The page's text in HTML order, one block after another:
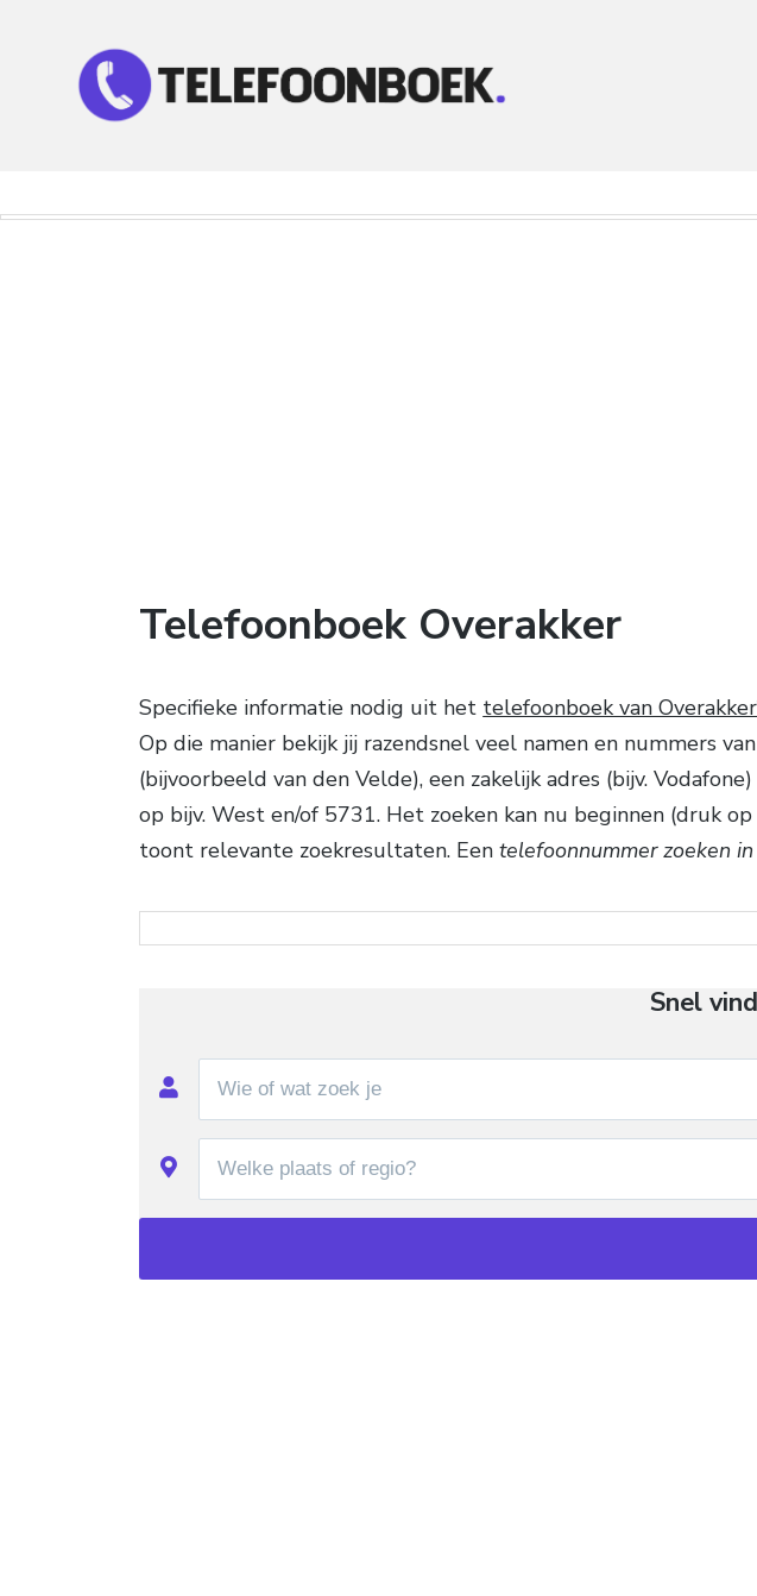
Telefoonboek Overakker
Specifieke informatie nodig uit het telefoonboek van
Op die manier bekijk jij razendsnel veel namen en nummers
(bijvoorbeeld van den Velde), een zakelijk adres (bijv.
op bijv. West en/of 5731. Het zoeken kan nu beginnen (druk
toont relevante zoekresultaten. Eentelefoonnummer zoeken
Snel